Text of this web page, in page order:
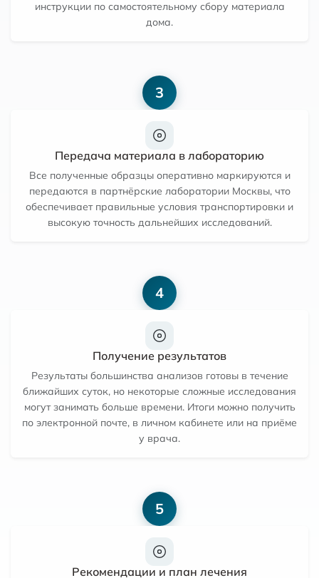
инструкции по самостоятельному сбору материала
дома.
3
Передача материала в лабораторию
Все полученные образцы оперативно маркируются и
передаются в партнёрские лаборатории Москвы, что
обеспечивает правильные условия транспортировки и
высокую точность дальнейших исследований.
4
Получение результатов
Результаты большинства анализов готовы в течение
ближайших суток, но некоторые сложные исследования
могут занимать больше времени. Итоги можно получить
по электронной почте, в личном кабинете или на приёме
у врача.
5
Рекомендации и план лечения